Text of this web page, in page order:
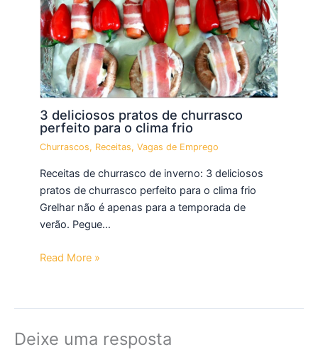
3 deliciosos pratos de churrasco
perfeito para o clima frio
Churrascos, Receitas,Vagas de Emprego
Receitas de churrasco de inverno: 3 deliciosos
pratos de churrasco perfeito para o clima frio
Grelhar não é apenas para a temporada de
verão. Pegue…
Read More »
Deixe uma resposta